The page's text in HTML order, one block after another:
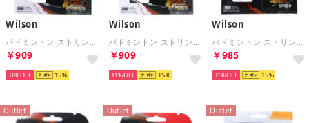
Wilson
￥909
31% 15
Wilson
￥909
31% 15
Wilson
￥985
31% 15
Outlet Outlet Outlet